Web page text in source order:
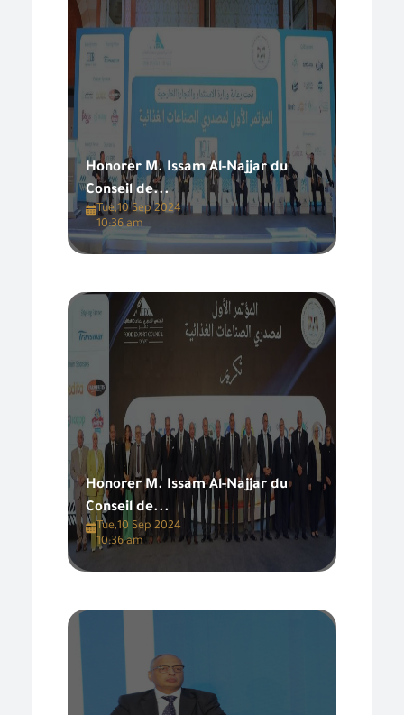
Honorer M. Issam Al-Najjar du
Conseil de...
Tue,10 Sep 2024
10:36 am
Honorer M. Issam Al-Najjar du
Conseil de...
Tue,10 Sep 2024
10:36 am